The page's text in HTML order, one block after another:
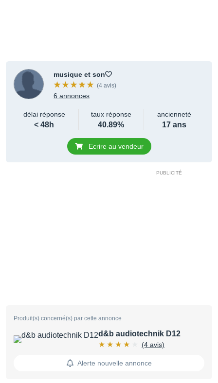
musique et son
(4 avis)
6 annonces
délai réponse
< 48h
taux réponse
40.89%
ancienneté
17 ans
Ecrire au vendeur
Produit(s) concerné(s) par cette annonce
d&b audiotechnik D12
(4 avis)
Alerte nouvelle annonce